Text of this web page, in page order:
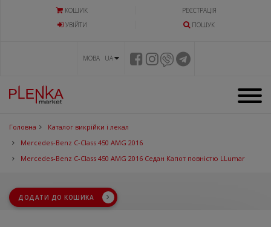
КОШИК
РЕЄСТРАЦІЯ
УВIЙТИ
ПОШУК
МОВА UA
Головна
Каталог викрійки і лекал
Mercedes-Benz C-Class 450 AMG 2016
Mercedes-Benz C-Class 450 AMG 2016 Седан Капот повністю LLumar
ДОДАТИ ДО КОШИКА